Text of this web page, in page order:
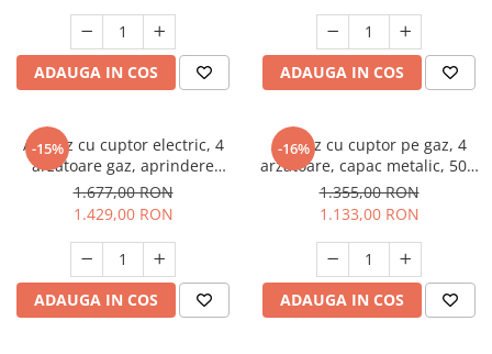
Masini de spalat vase incorporabile
Masini de spalat vase
independente
Pachete Incorporabile
Pirostrii & Arzatoare
Plasa umbrire
Pompe de stropit
Radiatoare
Semanatoare,Plantatoare
Scala Graphite Grey
ADAUGA IN COS ADAUGA IN COS
-15%
Aragaz cu cuptor electric, 4
arzatoare gaz, aprindere
electrica, ventilator, lumina
cuptor, Bej, NOBELTEK
1.677,00 RON
1.429,00 RON
ADAUGA IN COS
-16%
Aragaz cu cuptor pe gaz, 4
arzatoare, capac metalic, 50 x
60 cm, 2 in 1, GPL+GN, Gri,
LDK
1.355,00 RON
1.133,00 RON
ADAUGA IN COS